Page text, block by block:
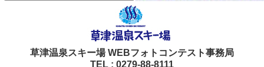
草津温泉スキー場 WEBフォトコンテスト事務局
TEL : 0279-88-8111